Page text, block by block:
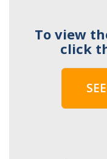
To view
click